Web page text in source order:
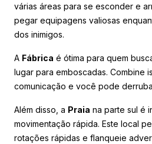
várias áreas para se esconder e
pegar equipagens valiosas
dos inimigos.
A Fábrica é ótima para quem
lugar para emboscadas. Combine
comunicação e você pode
Além disso, a Praia na parte sul é
movimentação rápida. Este local
rotações rápidas e flanqueie